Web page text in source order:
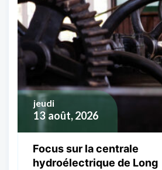
13 août, 2026
jeudi
Focus sur la centrale
hydroélectrique de Long